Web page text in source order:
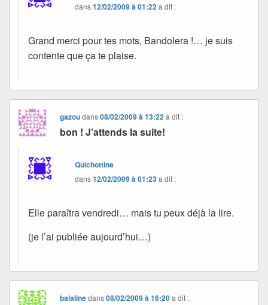
dans12/02/2009 à 01:22 a dit :
Grand merci pour tes mots, Bandolera !… je suis
contente que ça te plaise.
gazoudans08/02/2009 à 13:22 a dit :
bon ! J’attends la suite!
Quichottine
dans12/02/2009 à 01:23a dit :
Elle paraîtra vendredi… mais tu peux déjà la lire.
(je l’ai publiée aujourd’hui…)
balalinedans08/02/2009 à 16:20 a dit :